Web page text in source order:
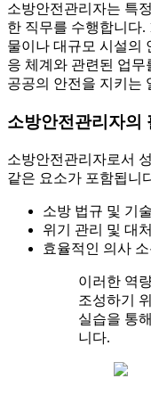
소방안전관리자는 특
한 직무를 수행합니다.
물이나 대규모 시설의
응 체계와 관련된 업
공공의 안전을 지키는
소방안전관리자의
소방안전관리자로서
같은 요소가 포함됩니
소방 법규 및 기
위기 관리 및 대
효율적인 의사
이러한 역
조성하기
실습을 통
니다.